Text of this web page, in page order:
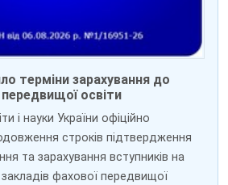
терміни зарахування до
освіти
і науки України офіційно
строків підтвердження
та зарахування вступників на
фахової передвищої